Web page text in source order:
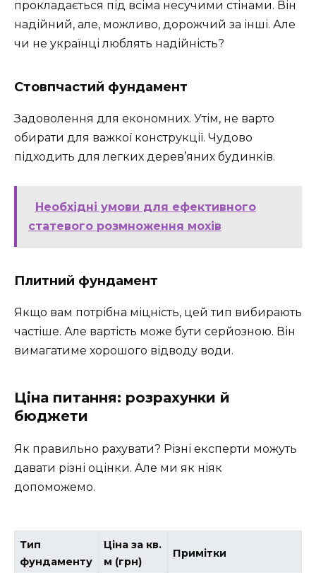
прокладається під всіма несучими стінами. Він
надійний, але, можливо, дорожчий за інші. Але
чи не українці люблять надійність?
Стовпчастий фундамент
Задоволення для економних. Утім, не варто
обирати для важкої конструкції. Чудово
підходить для легких дерев’яних будинків.
Необхідні умови для ефективного
статевого розмноження мохів
Плитний фундамент
Якщо вам потрібна міцність, цей тип вибирають
частіше. Але вартість може бути серйозною. Він
вимагатиме хорошого відводу води.
Ціна питання: розрахунки й
бюджети
Як правильно рахувати? Різні експерти можуть
давати різні оцінки. Але ми як ніяк
допоможемо.
Тип
фундаменту
Ціна за кв.
м (грн)
Примітки